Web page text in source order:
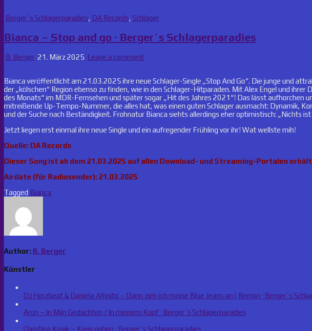
Posted
Berger´s Schlagerparadies, DA Records, Schlager
Bianca – Stop and go · Berger´s Schlagerparadies
B. Berger 21. März 2025 Leave a comment
Bianca veröffentlicht am 21.03.2025 ihre neue Schlager-Single „Stop And Go“. Die junge und
der „kölschen“ Region ebenso zu finden, wie in den Schlager-Hitparaden. Mit Alex Engel und
des Monats“ im MDR-Fernsehen und später sogar „Hit des Jahres 2021“! Das lässt aufhorchen
mitreißende Up-Tempo-Nummer, die alles hat, was einen guten Schlager ausmacht: Dynamik,
und der Suche nach Beständigkeit. Frohnatur Bianca siehts allerdings eher optimistisch: „Nichts
Jetzt liegen erst einmal ihre neue Single und ein aufregender Frühling vor ihr! Wat wellste mih!
Quelle: DA Records
Dieser Song ist ab dem 21.03.2025 auf allen Download- und Streaming-Portalen
Airdate (für Radiosender): 21.03.2025
Tagged Bianca
Author: B. Berger
Künstler
DJ Herzbeat & Daniela Alfinito – Dann zieh ich meine Blue Jeans an ( Remix) · Berger´s
Aron – In Mijn Gedachten / In meinem Kopf · Berger´s Schlagerparadies
Christina Kosik – Kreis gehen · Berger´s Schlagerparadies